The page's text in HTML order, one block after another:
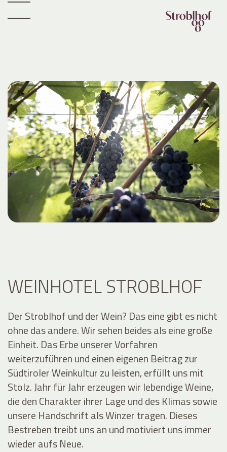
WEINHOTEL STROBLHOF
Der Stroblhof und der Wein? Das eine gibt es nicht
ohne das andere. Wir sehen beides als eine große
Einheit. Das Erbe unserer Vorfahren
weiterzuführen und einen eigenen Beitrag zur
Südtiroler Weinkultur zu leisten, erfüllt uns mit
Stolz. Jahr für Jahr erzeugen wir lebendige Weine,
die den Charakter ihrer Lage und des Klimas sowie
unsere Handschrift als Winzer tragen. Dieses
Bestreben treibt uns an und motiviert uns immer
wieder aufs Neue.